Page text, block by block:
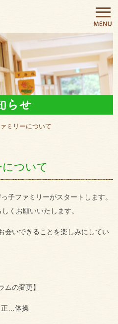
ミリーについて
ついて
子ファミリーがスタートします。
くお願いいたします。
会いできることを楽しみにしてい
の変更】
…体操